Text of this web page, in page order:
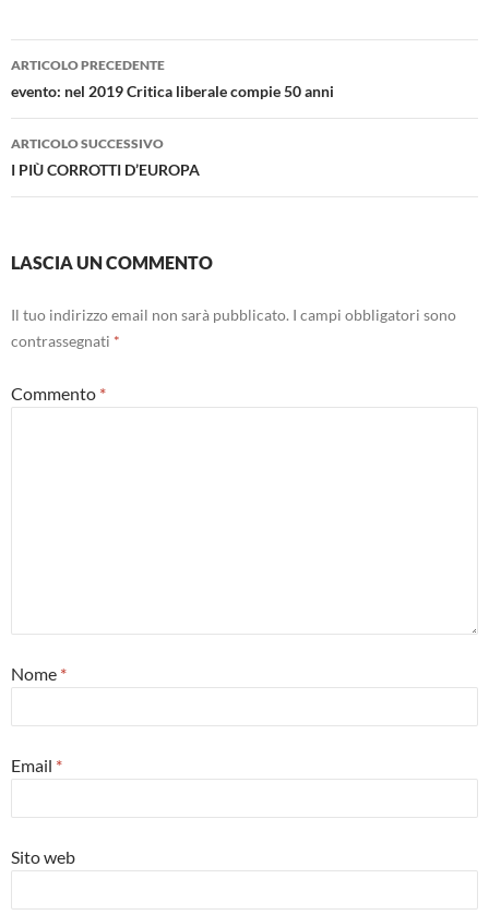
Navigazione
articolo
ARTICOLO PRECEDENTE
evento: nel 2019 Critica liberale compie 50 anni
ARTICOLO SUCCESSIVO
I PIÙ CORROTTI D’EUROPA
LASCIA UN COMMENTO
Il tuo indirizzo email non sarà pubblicato. I campi obbligatori sono
contrassegnati *
Commento *
Nome *
Email *
Sito web